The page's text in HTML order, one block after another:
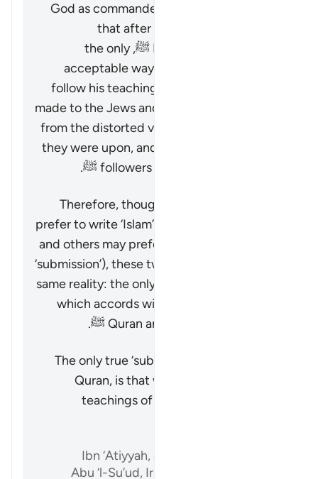
God as commanded by the Prophets, and
that after the coming of the Final
Messenger Muhammad ﷺ, the only
acceptable way is to believe in him and
follow his teachings. This is why the call is
made to the Jews and Christians to move on
from the distorted version of religion which
they were upon, and join the community of
followers of Prophet Muhammad ﷺ.
Therefore, though some translators may
prefer to write ‘Islam’ here as a transcription,
and others may prefer to translate it (e.g. as
‘submission’), these two choices point to the
same reality: the only true submission is that
which accords with the teachings of the
Quran and Prophet Muhammad ﷺ.
The only true ‘submission’, praised by the
Quran, is that which accords with the
teachings of the Quran and Prophet
Ibn ‘Atiyyah, al-Muharrar al-Wajiz
Abu ‘l-Su’ud, Irshad al-‘Aql al-Salim